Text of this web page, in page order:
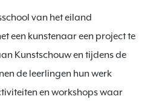
van het eiland
een kunstenaar een project te
Kunstschouw en tijdens de
de leerlingen hun werk
en workshops waar